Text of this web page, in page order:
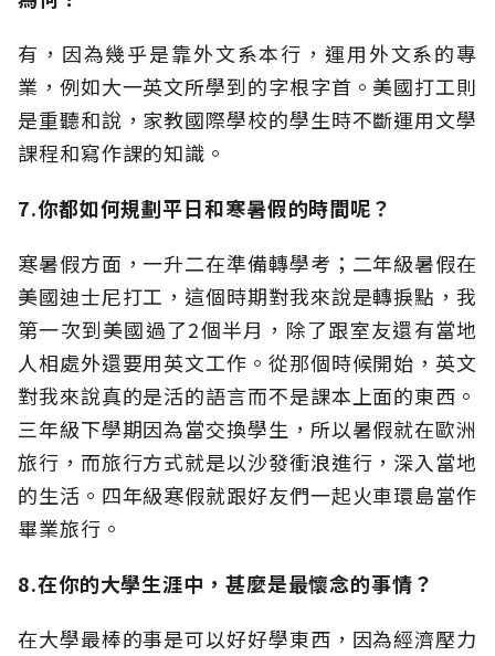
有，因為幾乎是靠外文系本行，運用外文系的專
業，例如大一英文所學到的字根字首。美國打工則
是重聽和說，家教國際學校的學生時不斷運用文學
課程和寫作課的知識。
7.你都如何規劃平日和寒暑假的時間呢？
寒暑假方面，一升二在準備轉學考；二年級暑假在
美國迪士尼打工，這個時期對我來說是轉捩點，我
第一次到美國過了2個半月，除了跟室友還有當地
人相處外還要用英文工作。從那個時候開始，英文
對我來說真的是活的語言而不是課本上面的東西。
三年級下學期因為當交換學生，所以暑假就在歐洲
旅行，而旅行方式就是以沙發衝浪進行，深入當地
的生活。四年級寒假就跟好友們一起火車環島當作
畢業旅行。
8.在你的大學生涯中，甚麼是最懷念的事情？
在大學最棒的事是可以好好學東西，因為經濟壓力